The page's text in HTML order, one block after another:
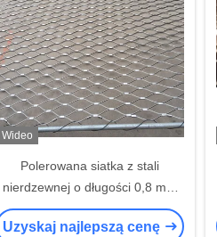
Wideo
Polerowana siatka z stali
nierdzewnej o długości 0,8 mm
do zastosowań przemysłowych
Uzyskaj najlepszą cenę